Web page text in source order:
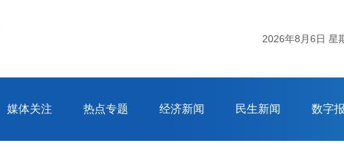
2026年8月6日 星
媒体关注 热点专题 经济新闻 民生新闻 数字